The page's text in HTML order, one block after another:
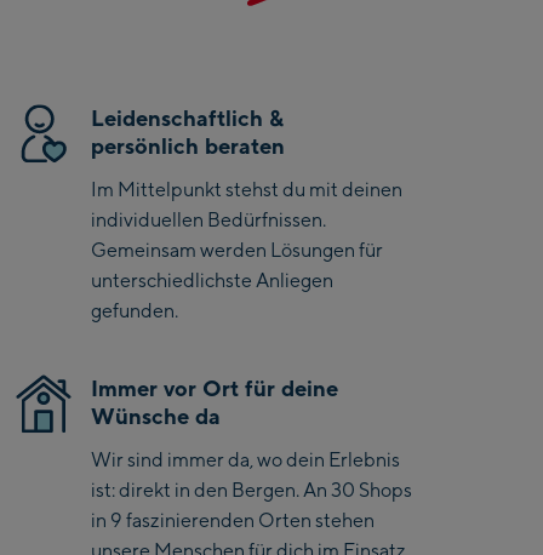
Kohlmaisbahn
Saalbach Ski-Service
Center
Viehhofen Talstation
/Valley station
Designer Outlet
Mayrhofen:
Mayrhofen Zentrum
Penkenbahn Talstation
/ Valley station
Leidenschaftlich &
persönlich beraten
Im Mittelpunkt stehst du mit deinen
individuellen Bedürfnissen.
Gemeinsam werden Lösungen für
unterschiedlichste Anliegen
gefunden.
Immer vor Ort für deine
Wünsche da
Wir sind immer da, wo dein Erlebnis
ist: direkt in den Bergen. An 30 Shops
in 9 faszinierenden Orten stehen
unsere Menschen für dich im Einsatz.